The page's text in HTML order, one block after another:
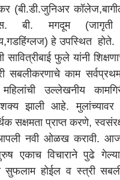
(बी.डी.जुनिअर
बी. मगदूम (जागृती
हे उपस्थित होते.
सावित्रीबाई फुले यांनी
सबलीकरणाचे काम
महिलांची उल्लेखनीय
शक्य झाली आहे.
सक्षमता प्राप्त करणे,
आपली नवी ओळख करावी.
एकाच विचाराने पुढे
होईल व स्त्री